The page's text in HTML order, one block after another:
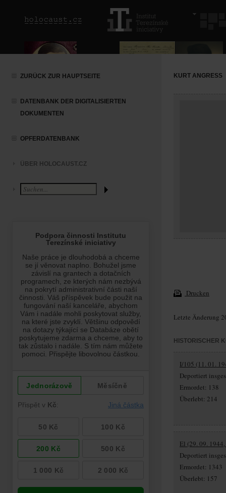
ZURÜCK ZUR HAUPTSEITE
DATENBANK DER DIGITALISIERTEN
DOKUMENTEN
OPFERDATENBANK
ÜBER HOLOCAUST.CZ
KURT ANGRESS
Drucken
Letzte Änderung
HISTORISCHER
I/105 (11. 01.
Deportiert
Ermordet: 138
Überlebt: 214
El (29. 09.
Deportiert
Ermordet: 1343
Überlebt: 157